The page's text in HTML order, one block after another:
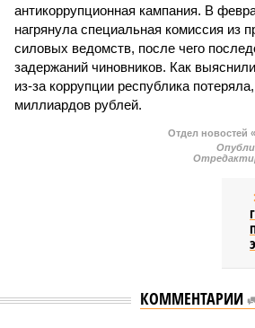
антикоррупционная кампания. В
нагрянула специальная комиссия из
силовых ведомств, после чего
задержаний чиновников. Как
из-за коррупции республика
миллиардов рублей.
Отдел новостей
КОММЕНТАРИИ